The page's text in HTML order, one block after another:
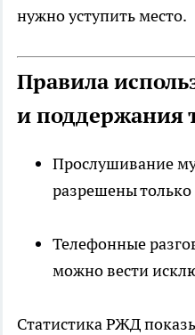
нужно уступить место.
Правила
и
Прослушивание
разрешены
Телефонные
можно вести
Статистика РЖД